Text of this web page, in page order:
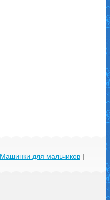
Машинки для мальчиков |